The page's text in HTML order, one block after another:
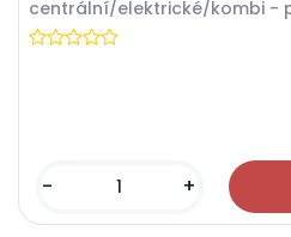
centrální/elektrické/kombi -
- +